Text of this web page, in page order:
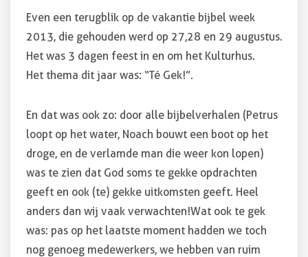
Even een terugblik op de vakantie bijbel week
2013, die gehouden werd op 27,28 en 29 augustus.
Het was 3 dagen feest in en om het Kulturhus.
Het thema dit jaar was: “Té Gek!”.
En dat was ook zo: door alle bijbelverhalen (Petrus
loopt op het water, Noach bouwt een boot op het
droge, en de verlamde man die weer kon lopen)
was te zien dat God soms te gekke opdrachten
geeft en ook (te) gekke uitkomsten geeft. Heel
anders dan wij vaak verwachten!Wat ook te gek
was: pas op het laatste moment hadden we toch
nog genoeg medewerkers, we hebben van ruim